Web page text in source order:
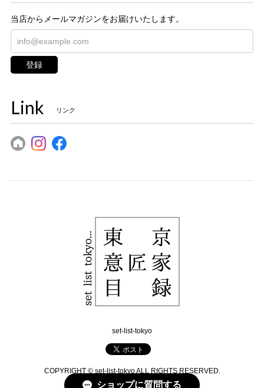
当店からメールマガジンをお届けいたします。
登録
Link リンク
set-list-tokyo
COPYRIGHT © set-list-tokyo ALL RIGHTS RESERVED.
ショップに質問する